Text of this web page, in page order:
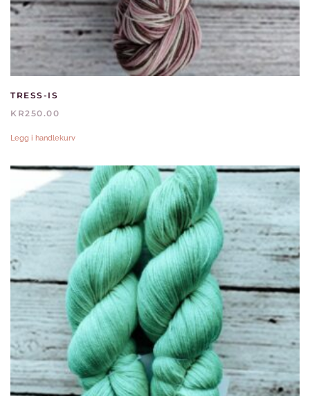
TRESS-IS
KR250.00
Legg i handlekurv